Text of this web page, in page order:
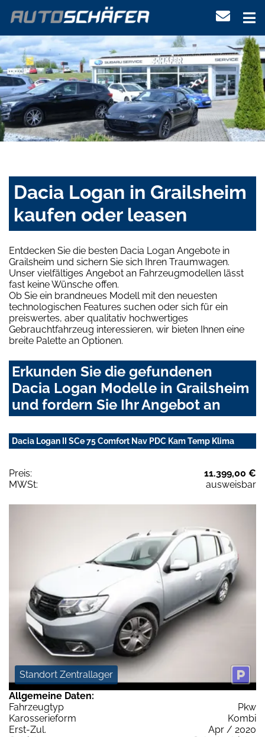
Dacia Logan in Grailsheim
kaufen oder leasen
Entdecken Sie die besten Dacia Logan Angebote in
Grailsheim und sichern Sie sich Ihren Traumwagen.
Unser vielfältiges Angebot an Fahrzeugmodellen lässt
fast keine Wünsche offen.
Ob Sie ein brandneues Modell mit den neuesten
technologischen Features suchen oder sich für ein
preiswertes, aber qualitativ hochwertiges
Gebrauchtfahrzeug interessieren, wir bieten Ihnen eine
breite Palette an Optionen.
Erkunden Sie die gefundenen
Dacia Logan Modelle in Grailsheim
und fordern Sie Ihr Angebot an
Dacia Logan II SCe 75 Comfort Nav PDC Kam Temp Klima
Preis:
11.399,00 €
MWSt:
ausweisbar
Standort Zentrallager
Allgemeine Daten:
Fahrzeugtyp
Pkw
Karosserieform
Kombi
Erst-Zul.
Apr / 2020